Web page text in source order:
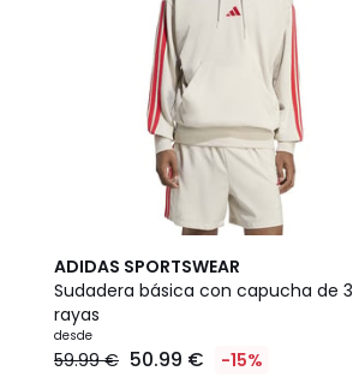
ADIDAS SPORTSWEAR
Sudadera básica con capucha de 3
rayas
desde
59.99 € 50.99 € -15%
4,5
/ 5
3
Colores